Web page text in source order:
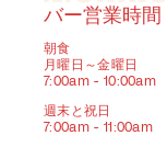
バー営業時間
朝食
月曜日～金曜日
7:00am - 10:00am
週末と祝日
7:00am - 11:00am